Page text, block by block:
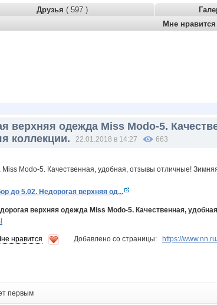
Друзья ( 597 )
Мне нравится
верхняя одежда Miss Modo-5.
коллекции.
22.01.2018 в 14:27 663
до 5.02. Недорогая верхняя од...
верхняя одежда Miss Modo-5. Качественная,
нравится Добавлено со страницы: https://
первым